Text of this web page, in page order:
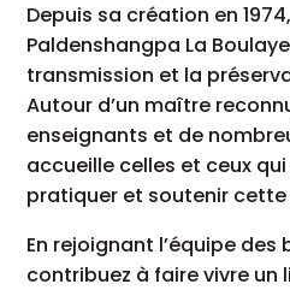
Depuis sa création en
Paldenshangpa La
transmission et la
Autour d’un maître
enseignants et de
accueille celles et ceux
pratiquer et soutenir cette
En rejoignant l’équipe des
contribuez à faire vivre un